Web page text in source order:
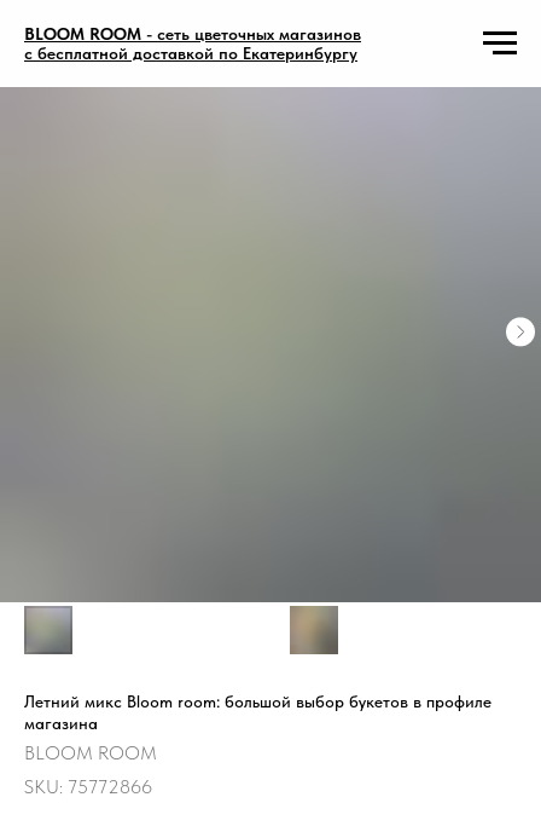
BLOOM ROOM - сеть цветочных магазинов
с бесплатной доставкой по Екатеринбургу
Летний микс Bloom room: большой выбор букетов в профиле
магазина
BLOOM ROOM
SKU: 75772866